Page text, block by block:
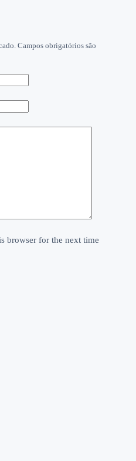
Campos obrigatórios são
browser for the next time